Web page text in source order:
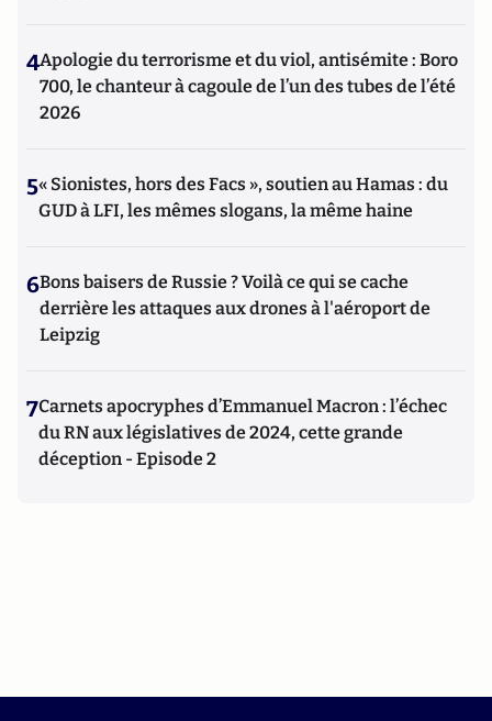
4Apologie du terrorisme et du viol, antisémite : Boro
700, le chanteur à cagoule de l’un des tubes de l’été
2026
5« Sionistes, hors des Facs », soutien au Hamas : du
GUD à LFI, les mêmes slogans, la même haine
6Bons baisers de Russie ? Voilà ce qui se cache
derrière les attaques aux drones à l'aéroport de
Leipzig
7Carnets apocryphes d’Emmanuel Macron : l’échec
du RN aux législatives de 2024, cette grande
déception - Episode 2